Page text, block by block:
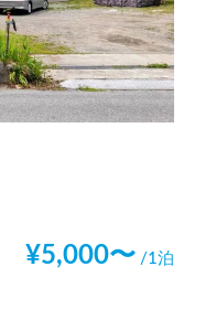
¥5,000〜 /1泊